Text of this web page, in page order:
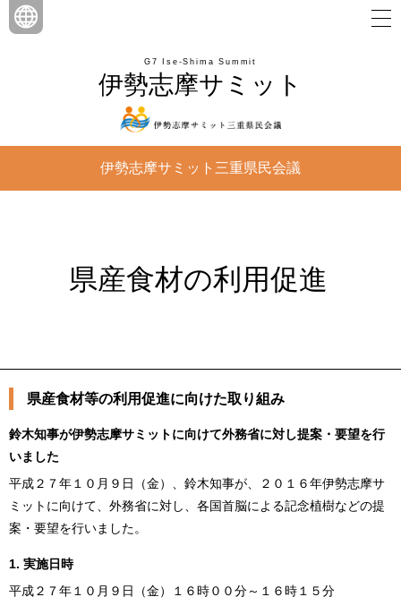
伊勢志摩サミット
G7 Ise-Shima Summit
伊勢志摩サミット三重県民会議
県産食材の利用促進
県産食材等の利用促進に向けた取り組み
鈴木知事が伊勢志摩サミットに向けて外務省に対し提案・要望を行
いました
平成２７年１０月９日（金）、鈴木知事が、２０１６年伊勢志摩サ
ミットに向けて、外務省に対し、各国首脳による記念植樹などの提
案・要望を行いました。
1. 実施日時
平成２７年１０月９日（金）１６時００分～１６時１５分